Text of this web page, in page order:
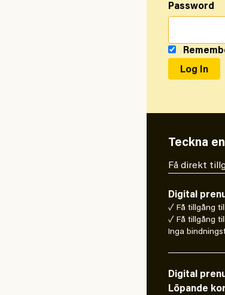
Password
Teckna
Få direkt
Digital
✓ Få tillgång
✓ Få tillgång
Inga
Digital
Löpande